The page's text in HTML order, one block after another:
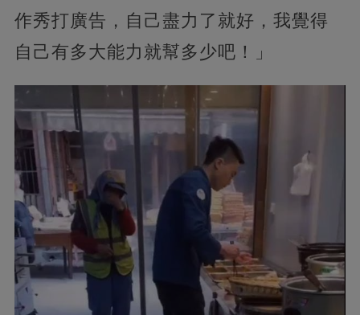
作秀打廣告，自己盡力了就好，我覺得
自己有多大能力就幫多少吧！」